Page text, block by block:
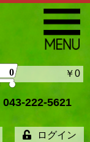
043-222-5621
ログイン
0 ￥0